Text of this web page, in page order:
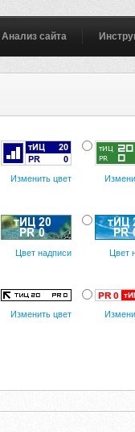
Анализ сайта
Изменить цвет
Цвет надписи Цвет
Изменить цвет